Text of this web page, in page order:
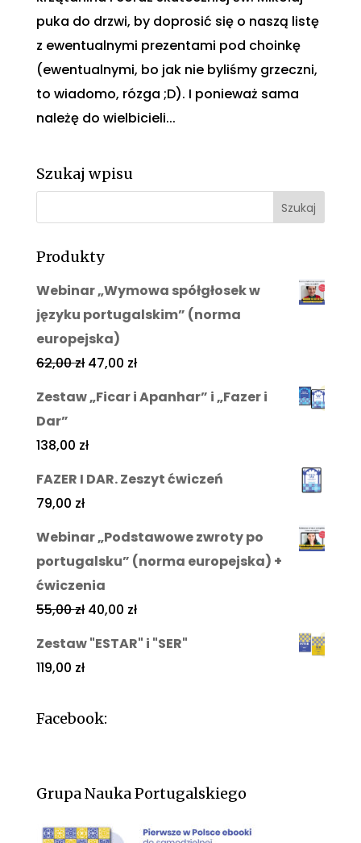
puka do drzwi, by doprosić się o naszą listę
z ewentualnymi prezentami pod choinkę
(ewentualnymi, bo jak nie byliśmy grzeczni,
to wiadomo, rózga ;D). I ponieważ sama
należę do wielbicieli...
Szukaj wpisu
Produkty
Webinar „Wymowa spółgłosek w
języku portugalskim” (norma
europejska)
62,00zł 47,00 zł
Zestaw „Ficar i Apanhar” i „Fazer i
Dar”
138,00 zł
FAZER I DAR. Zeszyt ćwiczeń
79,00 zł
Webinar „Podstawowe zwroty po
portugalsku” (norma europejska) +
ćwiczenia
55,00zł 40,00 zł
Zestaw "ESTAR" i "SER"
119,00 zł
Facebook:
Grupa Nauka Portugalskiego